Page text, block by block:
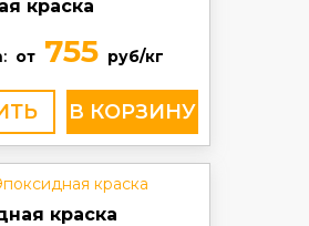
краска
от755 руб/кг
краска